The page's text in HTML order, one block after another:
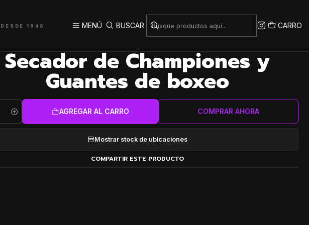
DESDE 1946 MENÚ BUSCAR CARRO
Secador de Championes y
Guantes de boxeo
AGREGAR AL CARRO COMPRAR AHORA
Mostrar stock de ubicaciones
COMPARTIR ESTE PRODUCTO